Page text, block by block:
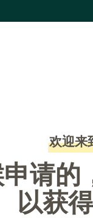
欢迎来
请的
以获